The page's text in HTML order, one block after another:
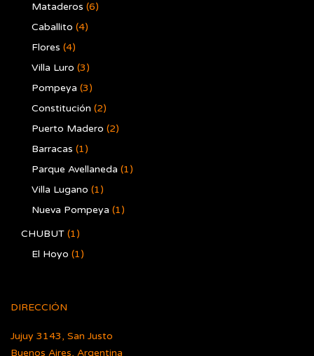
Mataderos (6)
Caballito (4)
Flores (4)
Villa Luro (3)
Pompeya (3)
Constitución (2)
Puerto Madero (2)
Barracas (1)
Parque Avellaneda (1)
Villa Lugano (1)
Nueva Pompeya (1)
CHUBUT (1)
El Hoyo (1)
DIRECCIÓN
Jujuy 3143, San Justo
Buenos Aires, Argentina